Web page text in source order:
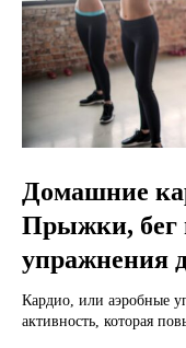
Домашние
Прыжки, бег
упражнения
Кардио, или аэробные
активность, которая